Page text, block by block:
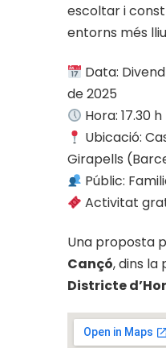
escoltar i
entorns més
Data:
de 2025
Hora: 17.30 h
Ubicació:
Girapells
Públic:
Activitat
Una proposta
Cançó, dins la
Districte